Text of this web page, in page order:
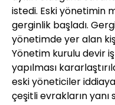
istedi. Eski yönetimin
gerginlik başladı.
yönetimde yer alan
Yönetim kurulu devir
yapılması
eski yöneticiler
çeşitli evrakların